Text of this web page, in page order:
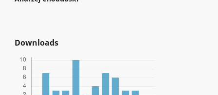
Downloads